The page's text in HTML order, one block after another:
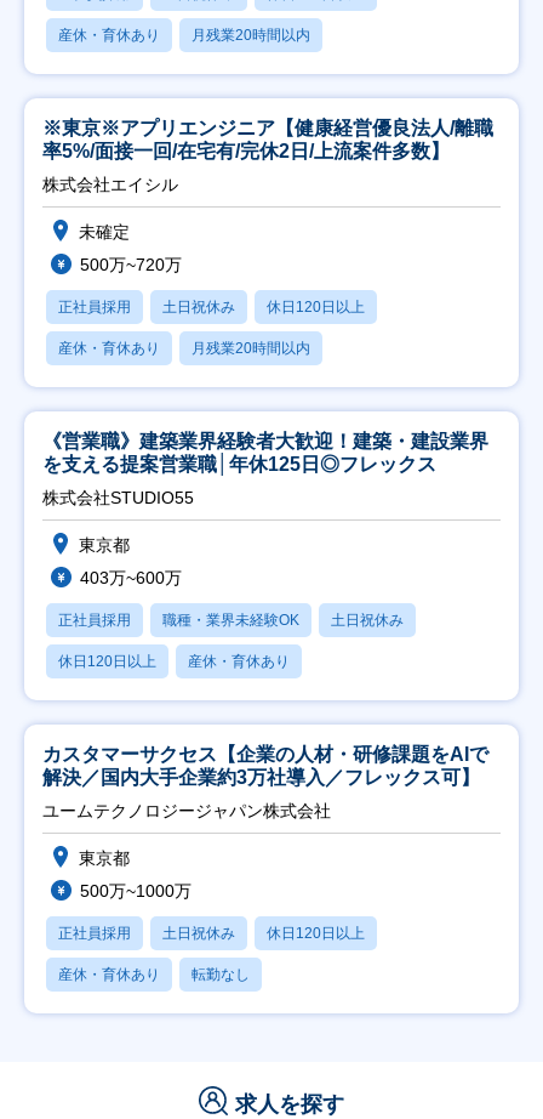
産休・育休あり 月残業20時間以内
※東京※アプリエンジニア【健康経営優良法人/離職
率5%/面接一回/在宅有/完休2日/上流案件多数】
株式会社エイシル
未確定
500万~720万
正社員採用 土日祝休み 休日120日以上
産休・育休あり 月残業20時間以内
《営業職》建築業界経験者大歓迎！建築・建設業界
を支える提案営業職│年休125日◎フレックス
株式会社STUDIO55
東京都
403万~600万
正社員採用 職種・業界未経験OK 土日祝休み
休日120日以上 産休・育休あり
カスタマーサクセス【企業の人材・研修課題をAIで
解決／国内大手企業約3万社導入／フレックス可】
ユームテクノロジージャパン株式会社
東京都
500万~1000万
正社員採用 土日祝休み 休日120日以上
産休・育休あり 転勤なし
求人を探す